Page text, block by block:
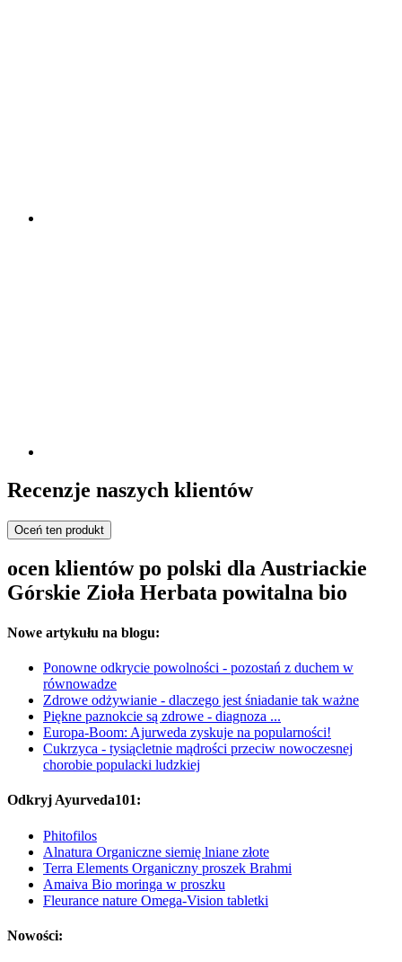
Recenzje naszych klientów
Oceń ten produkt
ocen klientów po polski dla Austriackie
Górskie Zioła Herbata powitalna bio
Nowe artykułu na blogu:
Ponowne odkrycie powolności - pozostań z duchem w
równowadze
Zdrowe odżywianie - dlaczego jest śniadanie tak ważne
Piękne paznokcie są zdrowe - diagnoza ...
Europa-Boom: Ajurweda zyskuje na popularności!
Cukrzyca - tysiącletnie mądrości przeciw nowoczesnej
chorobie populacki ludzkiej
Odkryj Ayurveda101:
Phitofilos
Alnatura Organiczne siemię lniane złote
Terra Elements Organiczny proszek Brahmi
Amaiva Bio moringa w proszku
Fleurance nature Omega-Vision tabletki
Nowości: